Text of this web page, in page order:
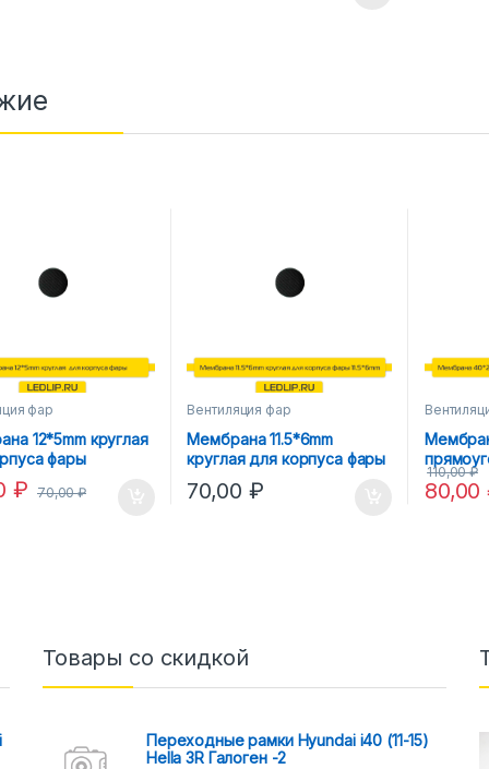
фар
12*5mm круглая
фары
₽ 70,00₽
Вентиляция фар
Мембрана 11.5*6mm
круглая для корпуса фары
70,00 ₽ 80,00
110,00₽
Товары со скидкой
Переходные рамки Hyundai i40 (11-15)
Hella 3R Галоген -2